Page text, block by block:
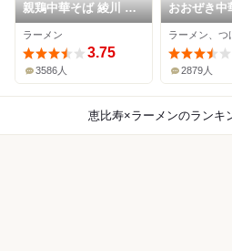
親鶏中華そば 綾川 本
店
ラーメン
3.75
3586人
おおぜき中
ラーメン、つ
2879人
恵比寿×ラーメンのランキ